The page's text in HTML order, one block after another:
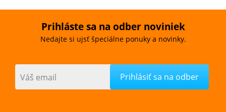
Prihláste sa na odber noviniek
Nedajte si ujsť špeciálne ponuky a novinky.
Váš email